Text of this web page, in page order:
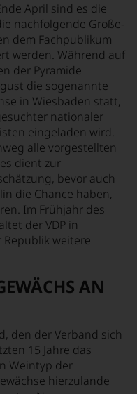
April sind es die
nachfolgende Große-
dem Fachpublikum
werden. Während auf
der Pyramide
die sogenannte
in Wiesbaden statt,
nationaler
eingeladen wird.
alle vorgestellten
dient zur
bevor auch
die Chance haben,
Im Frühjahr des
der VDP in
weitere
AN
den der Verband sich
15 Jahre das
Weintyp der
hierzulande